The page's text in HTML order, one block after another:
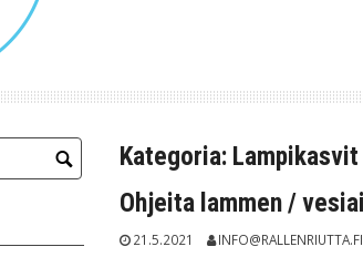
Kategoria: Lampikasvit
Ohjeita lammen /
21.5.2021 INFO@RALLENRIUTTA.FI